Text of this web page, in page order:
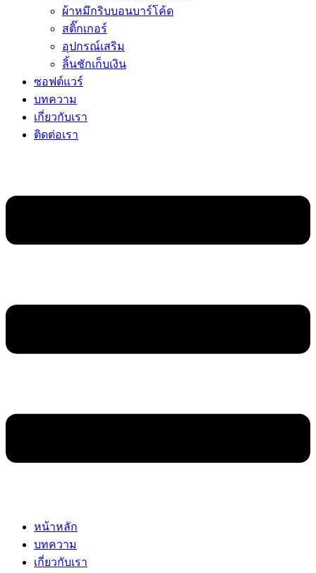
ผ้าหมึกริบบอนบาร์โค้ด
สติ๊กเกอร์
อุปกรณ์เสริม
ลิ้นชักเก็บเงิน
ซอฟต์แวร์
บทความ
เกี่ยวกับเรา
ติดต่อเรา
หน้าหลัก
บทความ
เกี่ยวกับเรา